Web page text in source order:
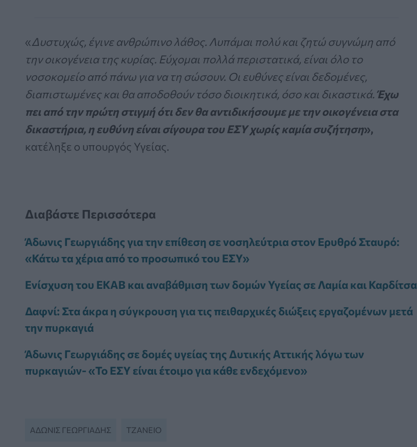
«Δυστυχώς, έγινε ανθρώπινο λάθος. Λυπάμαι πολύ και ζητώ συγνώμη από
την οικογένεια της κυρίας. Εύχομαι πολλά περιστατικά, είναι όλο το
νοσοκομείο από πάνω για να τη σώσουν. Οι ευθύνες είναι δεδομένες,
διαπιστωμένες και θα αποδοθούν τόσο διοικητικά, όσο και δικαστικά. Έχω
πει από την πρώτη στιγμή ότι δεν θα αντιδικήσουμε με την οικογένεια στα
δικαστήρια, η ευθύνη είναι σίγουρα του ΕΣΥ χωρίς καμία συζήτηση»,
κατέληξε ο υπουργός Υγείας.
Διαβάστε Περισσότερα
Άδωνις Γεωργιάδης για την επίθεση σε νοσηλεύτρια στον Ερυθρό Σταυρό:
«Κάτω τα χέρια από το προσωπικό του ΕΣΥ»
Ενίσχυση του ΕΚΑΒ και αναβάθμιση των δομών Υγείας σε Λαμία και Καρδίτσα
Δαφνί: Στα άκρα η σύγκρουση για τις πειθαρχικές διώξεις εργαζομένων μετά
την πυρκαγιά
Άδωνις Γεωργιάδης σε δομές υγείας της Δυτικής Αττικής λόγω των
πυρκαγιών- «Το ΕΣΥ είναι έτοιμο για κάθε ενδεχόμενο»
ΑΔΩΝΙΣ ΓΕΩΡΓΙΆΔΗΣ ΤΖΆΝΕΙΟ